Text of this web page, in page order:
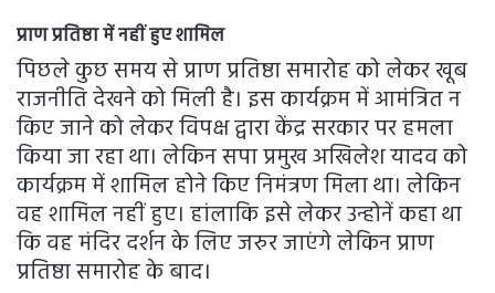
प्राण प्रतिष्ठा में नहीं हुए शामिल
पिछले कुछ समय से प्राण प्रतिष्ठा समारोह को लेकर खूब
राजनीति देखने को मिली है। इस कार्यक्रम में आमंत्रित न
किए जाने को लेकर विपक्ष द्वारा केंद्र सरकार पर हमला
किया जा रहा था। लेकिन सपा प्रमुख अखिलेश यादव को
कार्यक्रम में शामिल होने किए निमंत्रण मिला था। लेकिन
वह शामिल नहीं हुए। हांलाकि इसे लेकर उन्होनें कहा था
कि वह मंदिर दर्शन के लिए जरुर जाएंगे लेकिन प्राण
प्रतिष्ठा समारोह के बाद।